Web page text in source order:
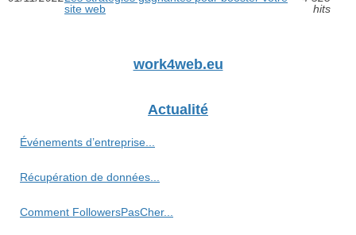
site web
hits
work4web.eu
Actualité
Événements d’entreprise...
Récupération de données...
Comment FollowersPasCher...